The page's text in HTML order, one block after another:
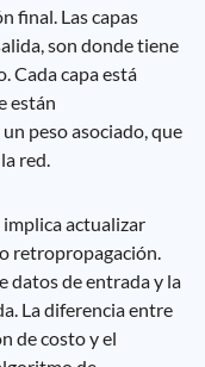
final. Las capas
son donde tiene
Cada capa está
están
peso asociado, que
red.
implica actualizar
retropropagación.
datos de entrada y la
La diferencia entre
de costo y el